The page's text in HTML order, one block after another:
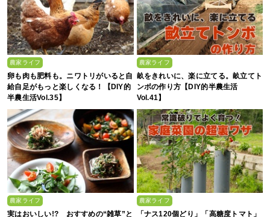
農家ライフ
卵も肉も肥料も。ニワトリがいると自
給自足がもっと楽しくなる！【DIY的
半農生活Vol.35】
農家ライフ
畝をきれいに、楽に立てる。畝立てト
ンボの作り方【DIY的半農生活
Vol.41】
農家ライフ
実はおいしい!? おすすめの“雑草”と
農家ライフ
「ナス120個どり」「高糖度トマト」